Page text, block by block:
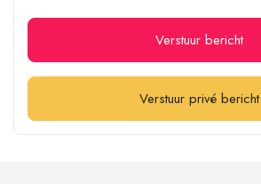
Verstuur bericht
Verstuur privé bericht